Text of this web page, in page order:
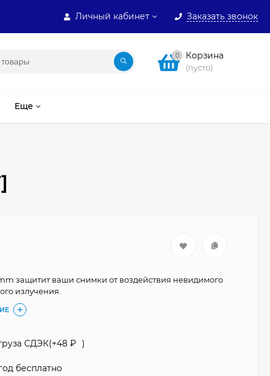
Личный кабинет Заказать звонок
0 Корзина
(пусто)
Еще
защитит ваши снимки от воздействия невидимого
излучения.
СДЭК(+48 ₽)
бесплатно